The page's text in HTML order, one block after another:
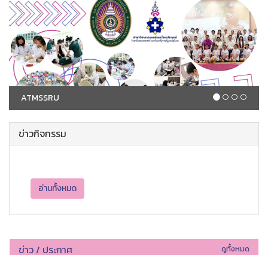
ATMSSRU
ข่าวกิจกรรม
อ่านทั้งหมด
ข่าว / ประกาศ ดูทั้งหมด